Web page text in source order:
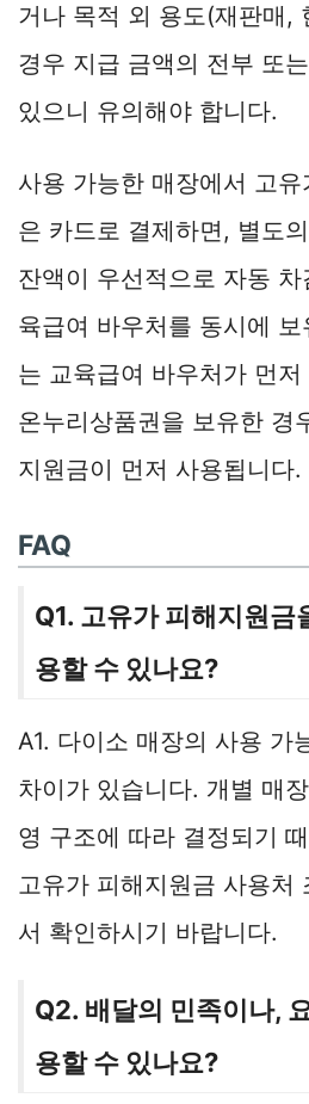
거나 목적 외 용도(재판매,
경우 지급 금액의 전부 또
있으니 유의해야 합니다.
사용 가능한 매장에서 고
은 카드로 결제하면, 별도
잔액이 우선적으로 자동
육급여 바우처를 동시에 보
는 교육급여 바우처가 먼
온누리상품권을 보유한 경
지원금이 먼저 사용됩니다.
FAQ
Q1. 고유가 피해지원금
용할 수 있나요?
A1. 다이소 매장의 사용 가
차이가 있습니다. 개별 매
영 구조에 따라 결정되기
고유가 피해지원금 사용처
서 확인하시기 바랍니다.
Q2. 배달의 민족이나,
용할 수 있나요?